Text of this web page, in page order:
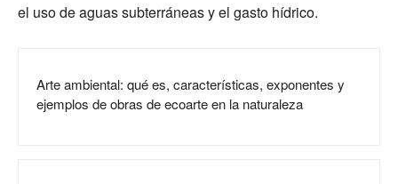
el uso de aguas subterráneas y el gasto hídrico.
Arte ambiental: qué es, características, exponentes y
ejemplos de obras de ecoarte en la naturaleza